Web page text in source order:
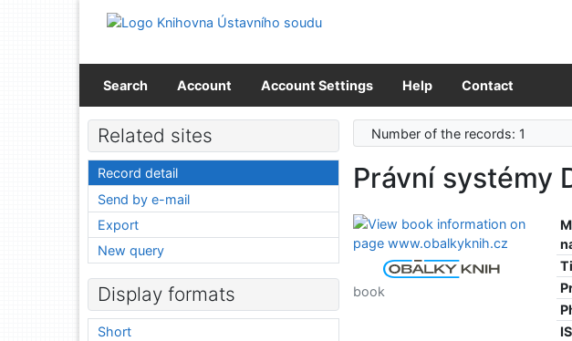
Go to menu
Search Account Account Settings Help Contact
Number of the records: 1
Právní systémy
book
Related sites
Record detail
Send by e-mail
Export
New query
Display formats
Short